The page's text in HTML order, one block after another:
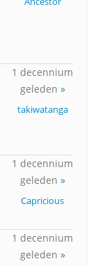
1 decennium
geleden »
takiwatanga
1 decennium
geleden »
Capricious
1 decennium
geleden »